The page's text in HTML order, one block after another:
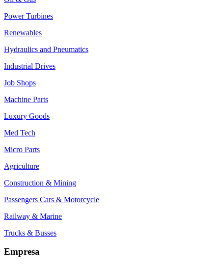
Power Turbines
Renewables
Hydraulics and Pneumatics
Industrial Drives
Job Shops
Machine Parts
Luxury Goods
Med Tech
Micro Parts
Agriculture
Construction & Mining
Passengers Cars & Motorcycle
Railway & Marine
Trucks & Busses
Empresa